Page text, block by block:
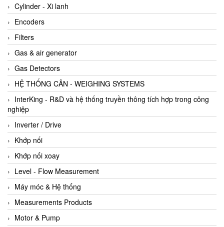
Cylinder - Xi lanh
Encoders
Filters
Gas & air generator
Gas Detectors
HỆ THỐNG CÂN - WEIGHING SYSTEMS
InterKing - R&D và hệ thống truyền thông tích hợp trong công
nghiệp
Inverter / Drive
Khớp nối
Khớp nối xoay
Level - Flow Measurement
Máy móc & Hệ thống
Measurements Products
Motor & Pump